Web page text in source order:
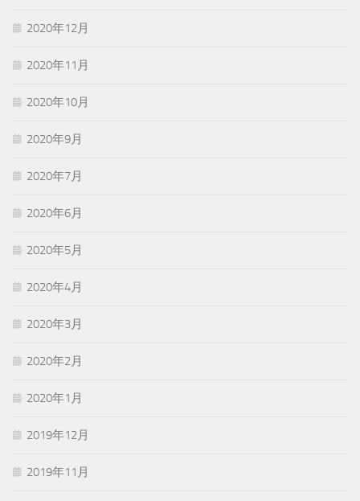
2020年12月
2020年11月
2020年10月
2020年9月
2020年7月
2020年6月
2020年5月
2020年4月
2020年3月
2020年2月
2020年1月
2019年12月
2019年11月